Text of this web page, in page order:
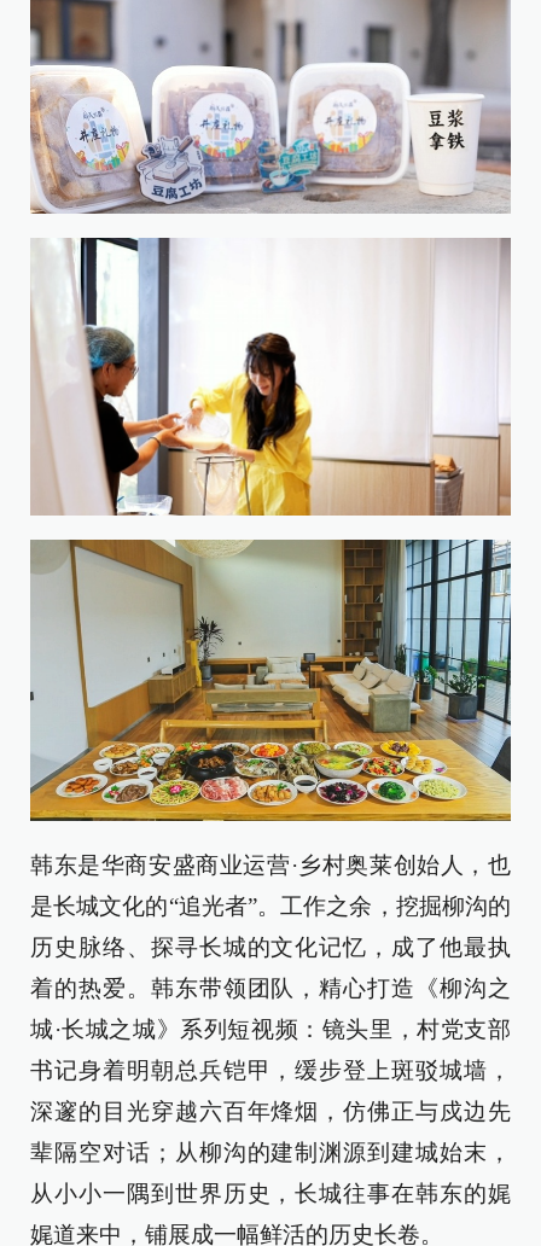
韩东是华商安盛商业运营·乡村奥莱创始人，也
是长城文化的“追光者”。工作之余，挖掘柳沟的
历史脉络、探寻长城的文化记忆，成了他最执
着的热爱。韩东带领团队，精心打造《柳沟之
城·长城之城》系列短视频：镜头里，村党支部
书记身着明朝总兵铠甲，缓步登上斑驳城墙，
深邃的目光穿越六百年烽烟，仿佛正与戍边先
辈隔空对话；从柳沟的建制渊源到建城始末，
从小小一隅到世界历史，长城往事在韩东的娓
娓道来中，铺展成一幅鲜活的历史长卷。